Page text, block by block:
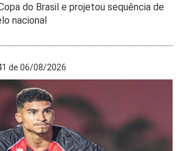
do Brasil e projetou sequência de
nacional
de 06/08/2026